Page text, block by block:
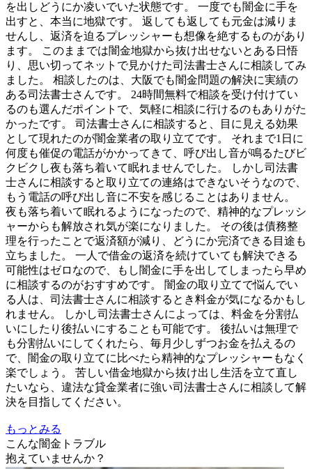
を出しどうにか凌いでいた状態です。 一度でも闇金に手を
出すと、本当に地獄です。 返しても返しても元金は減りま
せんし、返済を迫るプレッシャーも想像を絶するものがあり
ます。 このままでは闇金地獄から抜け出せないとある日悟
り、思い切ってネットで見かけた司法書士さんに相談してみ
ました。 相談したのは、大阪でも闇金問題の解決に実績の
ある司法書士さんです。 24時間無料で相談を受け付けてい
るのも選んだポイントで、気軽に相談に行けるのもありがた
かったです。 司法書士さんに相談すると、目に見える効果
として現れたのが闇金業者の取り立てです。 それまで1日に
何度も催促の電話がかかってきて、呼び出し音が鳴るたびビ
クビクし夜も落ち着いて眠れませんでした。 しかし司法書
士さんに相談すると取り立ての連絡はできないそうなので、
もう電話の呼び出し音に不安を感じることはありません。
夜も落ち着いて眠れるようになったので、精神的なプレッシ
ャーからも解放され気が楽になりました。 その後は債務整
理を行ったことで返済額が減り、どうにか完済できる目途も
立ちました。 一人で借金の返済を続けていても解決できる
可能性はゼロなので、もし闇金に手を出してしまったら早め
に相談するのがおすすめです。 闇金の取り立てで悩んでい
る人は、司法書士さんに相談するとき料金が気になるかもし
れません。 しかし司法書士さんによっては、料金を分割払
いにしたり後払いにすることも可能です。 後払いは無理で
も分割払いにしてくれたら、毎月少しずつお金を払えるの
で、闇金の取り立てに比べたら精神的なプレッシャーもなく
楽でしょう。 苦しい借金地獄から抜け出し生活を立て直し
たいなら、違法な貸金業者に強い司法書士さんに相談して解
決を目指してください。
もっとみる
こんな闇金トラブル
抱えていませんか？